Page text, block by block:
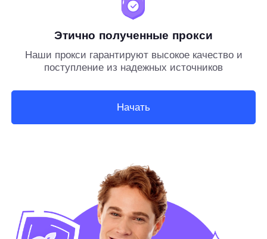
Этично полученные прокси
Наши прокси гарантируют высокое качество и
поступление из надежных источников
Начать